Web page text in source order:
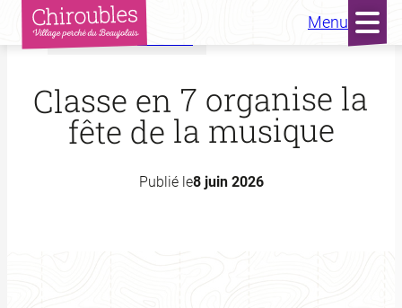
Aller
contenu
Menu
Accueil Actualités
Classe en 7 organise la
fête de la musique
Publié le8 juin 2026